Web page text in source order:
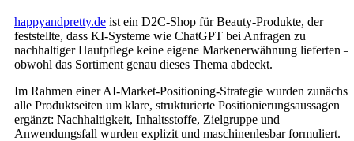
happyandpretty.de ist ein D2C-Shop für Beauty-Produkte, der
feststellte, dass KI-Systeme wie ChatGPT bei Anfragen zu
nachhaltiger Hautpflege keine eigene Markenerwähnung lieferten –
obwohl das Sortiment genau dieses Thema abdeckt.
Im Rahmen einer AI-Market-Positioning-Strategie wurden zunächst
alle Produktseiten um klare, strukturierte Positionierungsaussagen
ergänzt: Nachhaltigkeit, Inhaltsstoffe, Zielgruppe und
Anwendungsfall wurden explizit und maschinenlesbar formuliert.